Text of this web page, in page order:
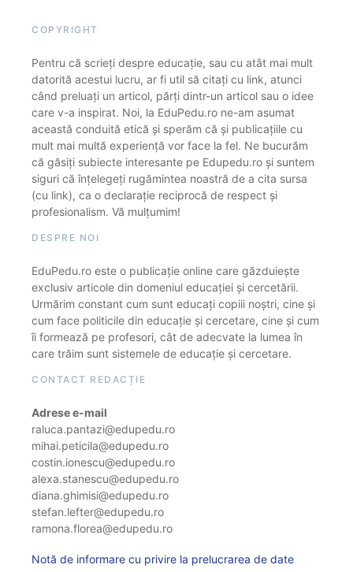
COPYRIGHT
Pentru că scrieți despre educație, sau cu atât mai mult
datorită acestui lucru, ar fi util să citați cu link, atunci
când preluați un articol, părți dintr-un articol sau o idee
care v-a inspirat. Noi, la EduPedu.ro ne-am asumat
această conduită etică și sperăm că și publicațiile cu
mult mai multă experiență vor face la fel. Ne bucurăm
că găsiți subiecte interesante pe Edupedu.ro și suntem
siguri că înțelegeți rugămintea noastră de a cita sursa
(cu link), ca o declarație reciprocă de respect și
profesionalism. Vă mulțumim!
DESPRE NOI
EduPedu.ro este o publicație online care găzduiește
exclusiv articole din domeniul educației și cercetării.
Urmărim constant cum sunt educați copiii noștri, cine și
cum face politicile din educație și cercetare, cine și cum
îi formează pe profesori, cât de adecvate la lumea în
care trăim sunt sistemele de educație și cercetare.
CONTACT REDACȚIE
Adrese e-mail
raluca.pantazi@edupedu.ro
mihai.peticila@edupedu.ro
costin.ionescu@edupedu.ro
alexa.stanescu@edupedu.ro
diana.ghimisi@edupedu.ro
stefan.lefter@edupedu.ro
ramona.florea@edupedu.ro
Notă de informare cu privire la prelucrarea de date